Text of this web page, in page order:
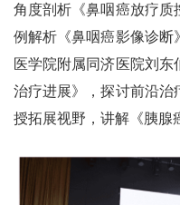
角度剖析《鼻咽癌放疗质
例解析《鼻咽癌影像诊断
医学院附属同济医院刘
治疗进展》，探讨前沿治
授拓展视野，讲解《胰